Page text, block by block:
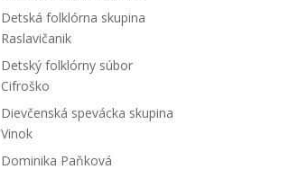
Detská folklórna skupina
Raslavičanik
Detský folklórny súbor
Cifroško
Dievčenská spevácka skupina
Vinok
Dominika Paňková